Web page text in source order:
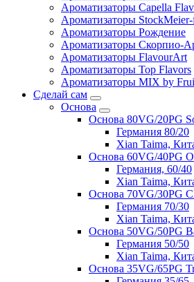
Ароматизаторы Capella
Ароматизаторы
Ароматизаторы Рождение
Ароматизаторы Скорпио-
Ароматизаторы FlavourArt
Ароматизаторы Top Flavors
Ароматизаторы MIX by
Сделай сам
Основа
Основа 80VG/20PG
Германия 80/20
Xian Taima,
Основа 60VG/40PG
Германия, 60/40
Xian Taima,
Основа 70VG/30PG
Германия 70/30
Xian Taima,
Основа 50VG/50PG
Германия 50/50
Xian Taima,
Основа 35VG/65PG